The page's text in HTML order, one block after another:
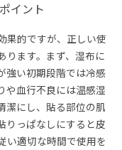
イント
果的ですが、正しい使
ります。まず、湿布に
強い初期段階では冷感
や血行不良には温感湿
潔にし、貼る部位の肌
りっぱなしにすると皮
い適切な時間で使用を